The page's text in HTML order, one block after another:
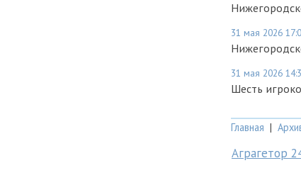
31 мая 2026
31 мая 2026
Шесть
Главная |
Аграгетор